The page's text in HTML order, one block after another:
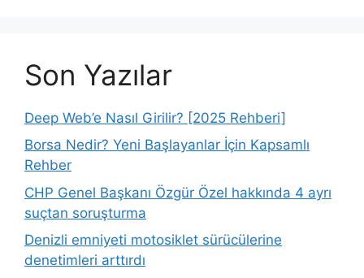
Son Yazılar
Deep Web’e Nasıl Girilir? [2025 Rehberi]
Borsa Nedir? Yeni Başlayanlar İçin Kapsamlı
Rehber
CHP Genel Başkanı Özgür Özel hakkında 4 ayrı
suçtan soruşturma
Denizli emniyeti motosiklet sürücülerine
denetimleri arttırdı